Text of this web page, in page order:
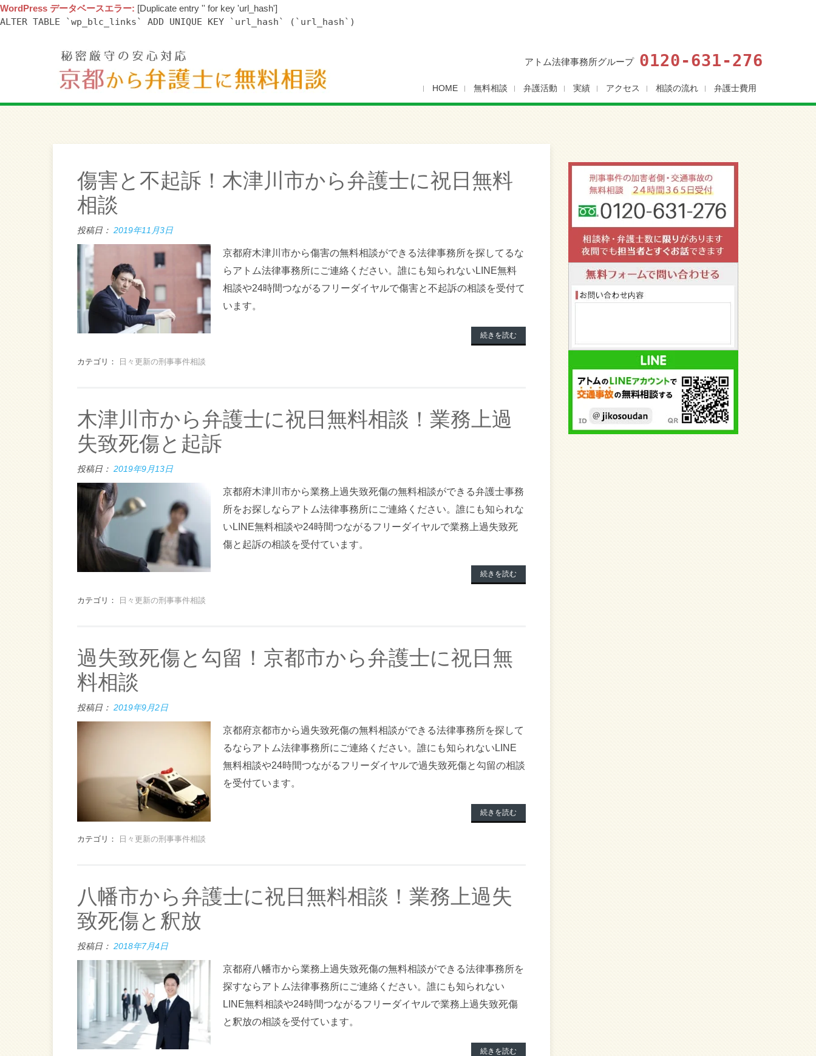
WordPress データベースエラー: [Duplicate entry '' for key 'url_hash']
ALTER TABLE `wp_blc_links` ADD UNIQUE KEY `url_hash` (`url_hash`)
アトム法律事務所グループ 0120-631-276
HOME 無料相談 弁護活動 実績 アクセス 相談の流れ 弁護士費用
傷害と不起訴！木津川市から弁護士に祝日無料
相談
投稿日： 2019年11月3日
京都府木津川市から傷害の無料相談ができる法律事務所を探してるな
らアトム法律事務所にご連絡ください。誰にも知られないLINE無料
相談や24時間つながるフリーダイヤルで傷害と不起訴の相談を受付て
います。
続きを読む
カテゴリ： 日々更新の刑事事件相談
木津川市から弁護士に祝日無料相談！業務上過
失致死傷と起訴
投稿日： 2019年9月13日
京都府木津川市から業務上過失致死傷の無料相談ができる弁護士事務
所をお探しならアトム法律事務所にご連絡ください。誰にも知られな
いLINE無料相談や24時間つながるフリーダイヤルで業務上過失致死
傷と起訴の相談を受付ています。
続きを読む
カテゴリ： 日々更新の刑事事件相談
過失致死傷と勾留！京都市から弁護士に祝日無
料相談
投稿日： 2019年9月2日
京都府京都市から過失致死傷の無料相談ができる法律事務所を探して
るならアトム法律事務所にご連絡ください。誰にも知られないLINE
無料相談や24時間つながるフリーダイヤルで過失致死傷と勾留の相談
を受付ています。
続きを読む
カテゴリ： 日々更新の刑事事件相談
八幡市から弁護士に祝日無料相談！業務上過失
致死傷と釈放
投稿日： 2018年7月4日
京都府八幡市から業務上過失致死傷の無料相談ができる法律事務所を
探すならアトム法律事務所にご連絡ください。誰にも知られない
LINE無料相談や24時間つながるフリーダイヤルで業務上過失致死傷
と釈放の相談を受付ています。
続きを読む